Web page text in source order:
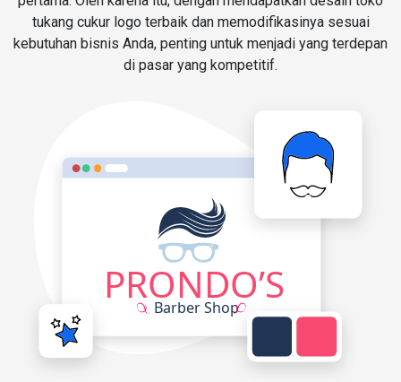
tukang cukur logo terbaik dan memodifikasinya sesuai
kebutuhan bisnis Anda, penting untuk menjadi yang terdepan
di pasar yang kompetitif.